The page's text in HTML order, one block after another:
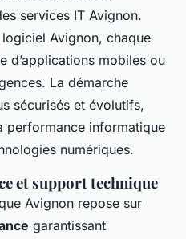
services IT Avignon.
Avignon, chaque
d’applications mobiles ou
La démarche
sécurisés et évolutifs,
performance informatique
numériques.
et support technique
Avignon repose sur
garantissant